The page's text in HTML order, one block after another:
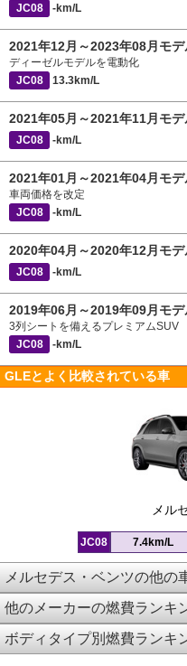
JC08 -km/L
2021年12月～2023年08月モデ
ディーゼルモデルを電動化
JC08
13.3km/L
2021年05月～2021年11月モデ
JC08 -km/L
2021年01月～2021年04月モデ
車両価格を改定
JC08
-km/L
2020年04月～2020年12月モデ
JC08 -km/L
2019年06月～2019年09月モデ
3列シートを備えるプレミアムSUV
JC08
-km/L
GLEとよく比較されている車
メル
JC08 7.4km/L
メルセデス・ベンツの他の
他のメーカーの燃費ランキ
ボディタイプ別燃費ランキ